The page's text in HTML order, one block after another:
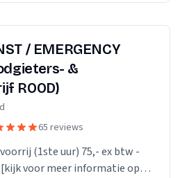
/ EMERGENCY
&
ROOD)
65 reviews
(1ste uur) 75,- ex btw -
voor meer informatie op